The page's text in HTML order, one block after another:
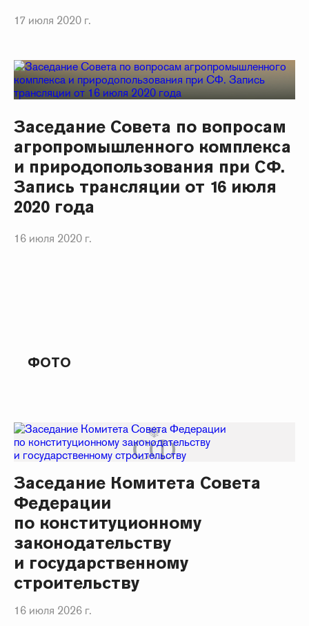
17 июля 2020 г.
Заседание Совета по вопросам
агропромышленного комплекса
и природопользования при СФ.
Запись трансляции от 16 июля
2020 года
16 июля 2020 г.
ФОТО
Заседание Комитета Совета
Федерации
по конституционному
законодательству
и государственному
строительству
16 июля 2026 г.